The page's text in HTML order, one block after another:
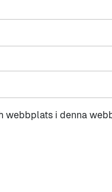
webbplats i denna